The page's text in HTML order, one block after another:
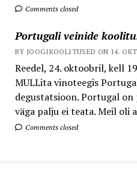
Comments closed
Portugali veinide
BY JOOGIKOOLITUSED ON 14.
Reedel, 24. oktoobril, kell
MULLita vinoteegis
degustatsioon. Portugal
väga palju ei teata. Meil oli
Comments closed